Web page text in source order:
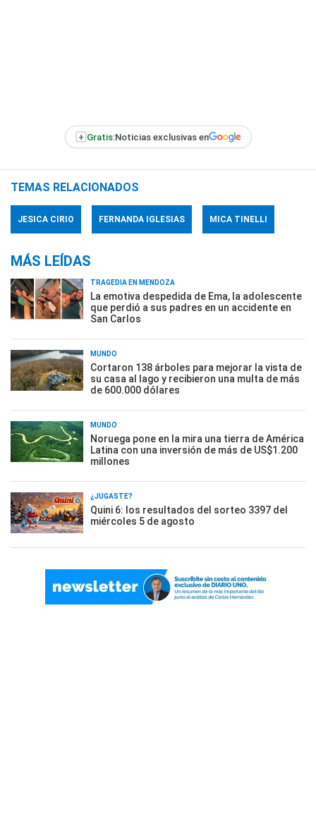
+ Gratis:Noticias exclusivas en
TEMAS RELACIONADOS
JESICA CIRIO FERNANDA IGLESIAS MICA TINELLI
MÁS LEÍDAS
TRAGEDIA EN MENDOZA
La emotiva despedida de Ema, la adolescente
que perdió a sus padres en un accidente en
San Carlos
MUNDO
Cortaron 138 árboles para mejorar la vista de
su casa al lago y recibieron una multa de más
de 600.000 dólares
MUNDO
Noruega pone en la mira una tierra de América
Latina con una inversión de más de US$1.200
millones
¿JUGASTE?
Quini 6: los resultados del sorteo 3397 del
miércoles 5 de agosto